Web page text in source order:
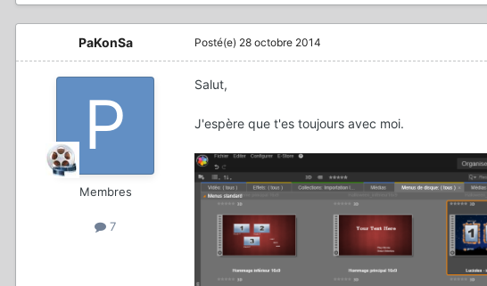
PaKonSa
Membres
7
Posté(e) 28 octobre 2014
Salut,
J'espère que t'es toujours avec moi.